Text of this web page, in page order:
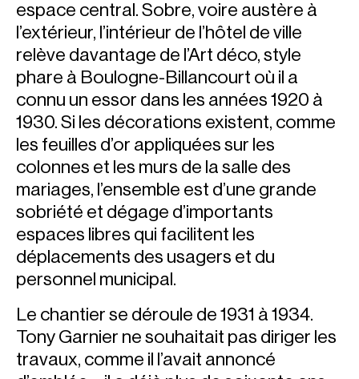
espace central. Sobre, voire austère à
l’extérieur, l’intérieur de l’hôtel de ville
relève davantage de l’Art déco, style
phare à Boulogne-Billancourt où il a
connu un essor dans les années 1920 à
1930. Si les décorations existent, comme
les feuilles d’or appliquées sur les
colonnes et les murs de la salle des
mariages, l’ensemble est d’une grande
sobriété et dégage d’importants
espaces libres qui facilitent les
déplacements des usagers et du
personnel municipal.
Le chantier se déroule de 1931 à 1934.
Tony Garnier ne souhaitait pas diriger les
travaux, comme il l’avait annoncé